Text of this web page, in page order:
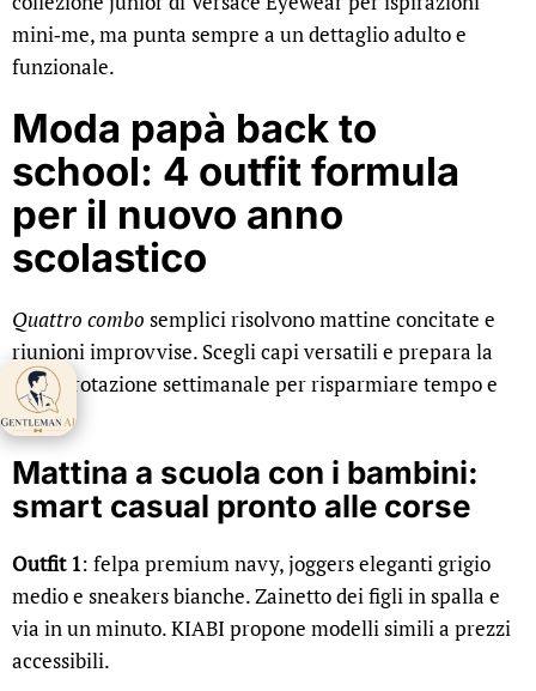
mini‑me, ma punta sempre a un dettaglio adulto e
funzionale.
Moda papà back to
school: 4 outfit formula
per il nuovo anno
scolastico
Quattro combo semplici risolvono mattine concitate e
riunioni improvvise. Scegli capi versatili e prepara la
micro‑rotazione settimanale per risparmiare tempo e
stress.
Mattina a scuola con i bambini:
smart casual pronto alle corse
Outfit 1: felpa premium navy, joggers eleganti grigio
medio e sneakers bianche. Zainetto dei figli in spalla e
via in un minuto. KIABI propone modelli simili a prezzi
accessibili.
Gentleman AI ti